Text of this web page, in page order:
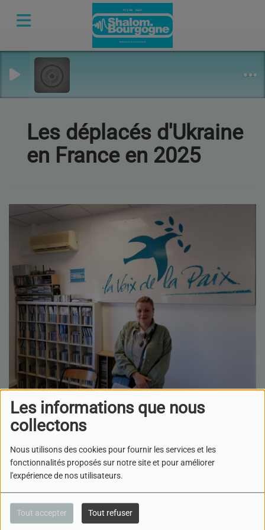
Les informations que nous
collectons
Nous utilisons des cookies pour fournir les services et les
fonctionnalités proposés sur notre site et pour améliorer
l'expérience de nos utilisateurs.
Tout accepter Tout refuser
Les déplacés d'Ukraine
en France en 2025
21 JUILLET 2025
ÉCOUTER LE PODCAST
Les déplacés d'Ukraine en
France en 2025
Nous rencontrons Madame Olga MALA, présidente de
l'association "Aidons l'Ukraine Dijon" pour
lui demander de faire le point sur :